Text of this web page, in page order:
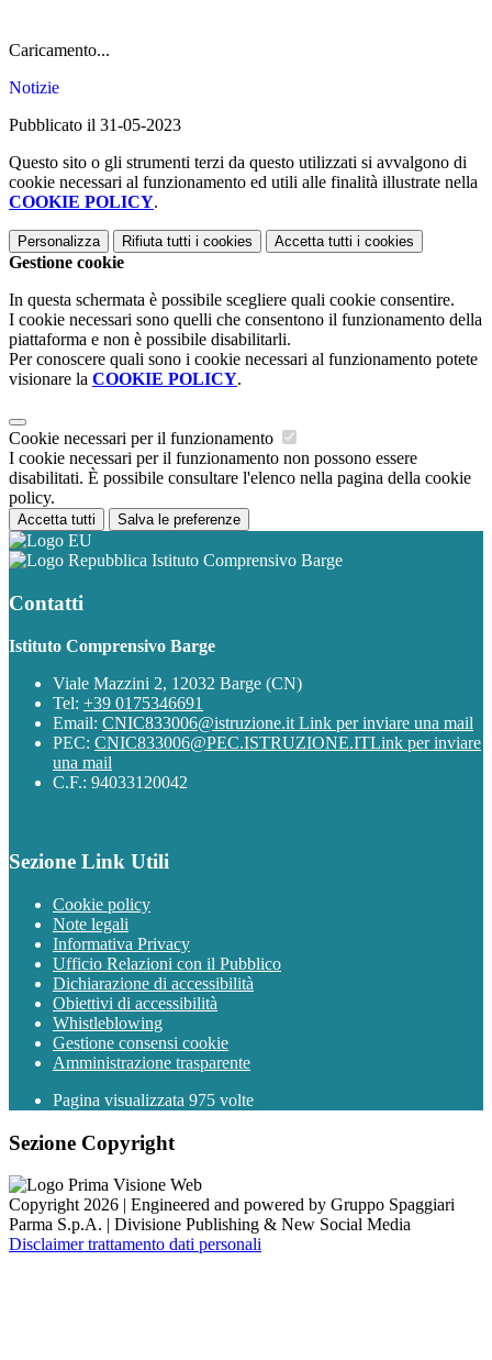
Caricamento...
Notizie
Pubblicato il 31-05-2023
Questo sito o gli strumenti terzi da questo utilizzati si avvalgono di
cookie necessari al funzionamento ed utili alle finalità illustrate nella
COOKIE POLICY.
Personalizza Rifiuta tutti i cookies Accetta tutti i cookies
Gestione cookie
In questa schermata è possibile scegliere quali cookie consentire.
I cookie necessari sono quelli che consentono il funzionamento della
piattaforma e non è possibile disabilitarli.
Per conoscere quali sono i cookie necessari al funzionamento potete
visionare la COOKIE POLICY.
Cookie necessari per il funzionamento
I cookie necessari per il funzionamento non possono essere
disabilitati. È possibile consultare l'elenco nella pagina della cookie
policy.
Accetta tutti Salva le preferenze
Istituto Comprensivo Barge
Contatti
Istituto Comprensivo Barge
Viale Mazzini 2, 12032 Barge (CN)
Tel: +39 0175346691
Email: CNIC833006@istruzione.it Link per inviare una mail
PEC: CNIC833006@PEC.ISTRUZIONE.ITLink per inviare
una mail
C.F.: 94033120042
Sezione Link Utili
Cookie policy
Note legali
Informativa Privacy
Ufficio Relazioni con il Pubblico
Dichiarazione di accessibilità
Obiettivi di accessibilità
Whistleblowing
Gestione consensi cookie
Amministrazione trasparente
Pagina visualizzata 975 volte
Sezione Copyright
Copyright 2026 | Engineered and powered by Gruppo Spaggiari
Parma S.p.A. | Divisione Publishing & New Social Media
Disclaimer trattamento dati personali